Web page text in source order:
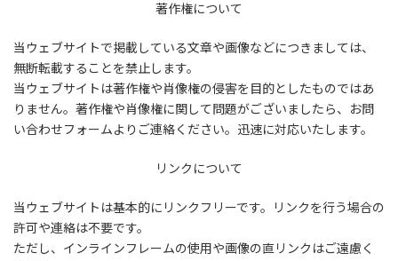
著作権について
当ウェブサイトで掲載している文章や画像などにつきましては、
無断転載することを禁止します。
当ウェブサイトは著作権や肖像権の侵害を目的としたものではあ
りません。著作権や肖像権に関して問題がございましたら、お問
い合わせフォームよりご連絡ください。迅速に対応いたします。
リンクについて
当ウェブサイトは基本的にリンクフリーです。リンクを行う場合の
許可や連絡は不要です。
ただし、インラインフレームの使用や画像の直リンクはご遠慮く